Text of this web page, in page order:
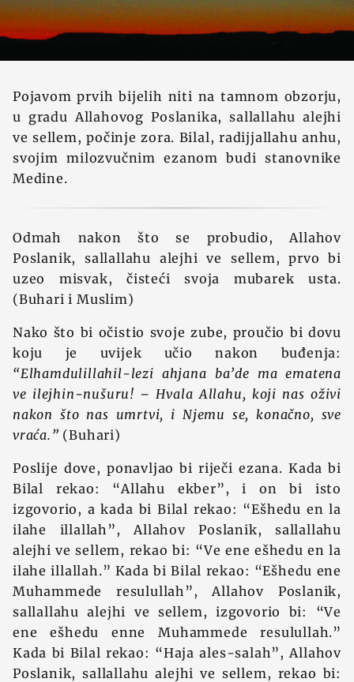
Pojavom prvih bijelih niti na tamnom obzorju,
u gradu Allahovog Poslanika, sallallahu alejhi
ve sellem, počinje zora. Bilal, radijjallahu anhu,
svojim milozvučnim ezanom budi stanovnike
Medine.
Odmah nakon što se probudio, Allahov
Poslanik, sallallahu alejhi ve sellem, prvo bi
uzeo misvak, čisteći svoja mubarek usta.
(Buhari i Muslim)
Nako što bi očistio svoje zube, proučio bi dovu
koju je uvijek učio nakon buđenja:
“Elhamdulillahil-lezi ahjana ba’de ma ematena
ve ilejhin-nušuru! – Hvala Allahu, koji nas oživi
nakon što nas umrtvi, i Njemu se, konačno, sve
vraća.” (Buhari)
Poslije dove, ponavljao bi riječi ezana. Kada bi
Bilal rekao: “Allahu ekber”, i on bi isto
izgovorio, a kada bi Bilal rekao: “Ešhedu en la
ilahe illallah”, Allahov Poslanik, sallallahu
alejhi ve sellem, rekao bi: “Ve ene ešhedu en la
ilahe illallah.” Kada bi Bilal rekao: “Ešhedu ene
Muhammede resulullah”, Allahov Poslanik,
sallallahu alejhi ve sellem, izgovorio bi: “Ve
ene ešhedu enne Muhammede resulullah.”
Kada bi Bilal rekao: “Haja ales-salah”, Allahov
Poslanik, sallallahu alejhi ve sellem, rekao bi: